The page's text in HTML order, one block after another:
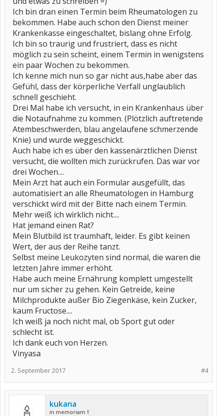
Ich bin dran einen Termin beim Rheumatologen zu
bekommen. Habe auch schon den Dienst meiner
Krankenkasse eingeschaltet, bislang ohne Erfolg.
Ich bin so traurig und frustriert, dass es nicht
möglich zu sein scheint, einem Termin in wenigstens
ein paar Wochen zu bekommen.
Ich kenne mich nun so gar nicht aus,habe aber das
Gefühl, dass der körperliche Verfall unglaublich
schnell geschieht.
Drei Mal habe ich versucht, in ein Krankenhaus über
die Notaufnahme zu kommen. (Plötzlich auftretende
Atembeschwerden, blau angelaufene schmerzende
Knie) und wurde weggeschickt.
Auch habe ich es über den kassenärztlichen Dienst
versucht, die wollten mich zurückrufen. Das war vor
drei Wochen....
Mein Arzt hat auch ein Formular ausgefüllt, das
automatisiert an alle Rheumatologen in Hamburg
verschickt wird mit der Bitte nach einem Termin.
Mehr weiß ich wirklich nicht....
Hat jemand einen Rat?
Mein Blutbild ist traumhaft, leider. Es gibt keinen
Wert, der aus der Reihe tanzt.
Selbst meine Leukozyten sind normal, die waren die
letzten Jahre immer erhöht.
Habe auch meine Ernährung komplett umgestellt
nur um sicher zu gehen. Kein Getreide, keine
Milchprodukte außer Bio Ziegenkäse, kein Zucker,
kaum Fructose....
Ich weiß ja noch nicht mal, ob Sport gut oder
schlecht ist.
Ich dank euch von Herzen.
Vinyasa
#4
2. September 2017
kukana
in memoriam †